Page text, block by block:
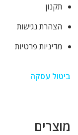
תקנון
הצהרת נגישות
מדיניות פרטיות
ביטול עסקה
מוצרים